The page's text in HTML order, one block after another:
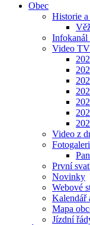
Obec
Historie a
Infokanál
Video
Video z
První
Novinky
Webové
Kalendář
Mapa
Jízdní